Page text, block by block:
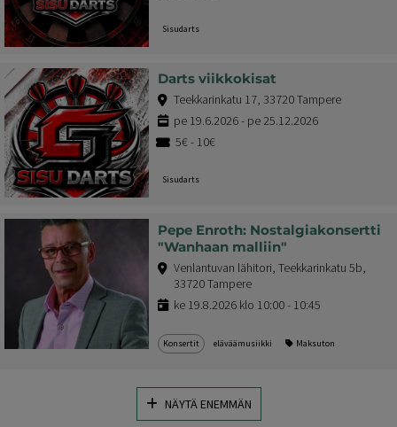
Sisudarts
Darts viikkokisat
Teekkarinkatu 17, 33720 Tampere
pe 19.6.2026 - pe 25.12.2026
5€ - 10€
Sisudarts
Pepe Enroth: Nostalgiakonsertti
"Wanhaan malliin"
Venlantuvan lähitori, Teekkarinkatu 5b,
33720 Tampere
ke 19.8.2026 klo 10:00 - 10:45
Konsertit eläväämusiikki Maksuton
NÄYTÄ ENEMMÄN